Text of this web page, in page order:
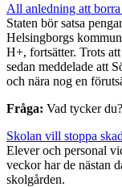
All anledning att
Staten bör satsa
Helsingborgs
H+, fortsätter. Trots
sedan meddelade att
och nära nog en
Fråga: Vad tycker du?
Skolan vill stoppa
Elever och personal
veckor har de nästan
skolgården.